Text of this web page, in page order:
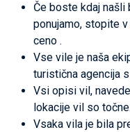
Če boste kdaj
ponujamo, stopite
ceno .
Vse vile je naša
turistična agencija
Vsi opisi vil,
lokacije vil so točne.
Vsaka vila je bila